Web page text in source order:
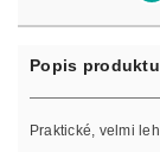
Popis produktu
Praktické, velmi